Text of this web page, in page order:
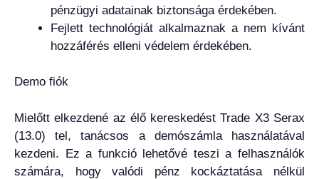
pénzügyi adatainak biztonsága érdekében.
Fejlett technológiát alkalmaznak a nem kívánt
hozzáférés elleni védelem érdekében.
Demo fiók
Mielőtt elkezdené az élő kereskedést Trade X3 Serax
(13.0) tel, tanácsos a demószámla használatával
kezdeni. Ez a funkció lehetővé teszi a felhasználók
számára, hogy valódi pénz kockáztatása nélkül